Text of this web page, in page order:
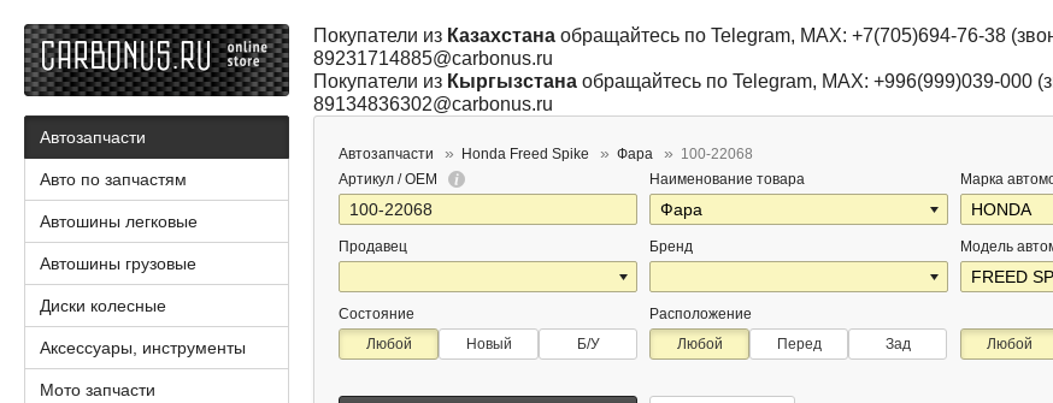
Покупатели из Казахстана обращайтесь по Telegram, MAX: +7(705)694-76-38
89231714885@carbonus.ru
Покупатели из Кыргызстана обращайтесь по Telegram, MAX: +996(999)039-000
89134836302@carbonus.ru
Автозапчасти Honda Freed Spike Фара
100-22068
Артикул / OEM
Продавец
Наименование товара
Бренд
Марка
Модель
Состояние
Любой
Новый Б/У
Расположение
Любой
Перед Зад Любой
Автозапчасти
Авто по запчастям
Автошины легковые
Автошины грузовые
Диски колесные
Аксессуары, инструменты
Мото запчасти